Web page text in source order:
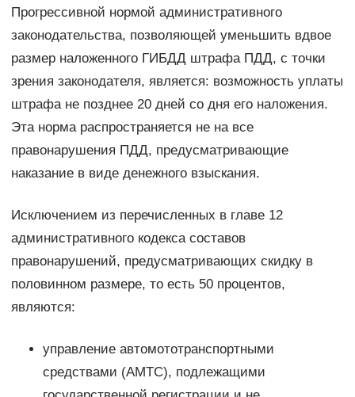
Прогрессивной нормой административного
законодательства, позволяющей уменьшить вдвое
размер наложенного ГИБДД штрафа ПДД, с точки
зрения законодателя, является: возможность уплаты
штрафа не позднее 20 дней со дня его наложения.
Эта норма распространяется не на все
правонарушения ПДД, предусматривающие
наказание в виде денежного взыскания.
Исключением из перечисленных в главе 12
административного кодекса составов
правонарушений, предусматривающих скидку в
половинном размере, то есть 50 процентов,
являются:
управление автомототранспортными
средствами (АМТС), подлежащими